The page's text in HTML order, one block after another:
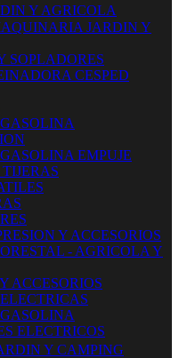
Y AGRICOLA
JARDIN Y
SOPLADORES
CESPED
EMPUJE
Y ACCESORIOS
- AGRICOLA Y
ACCESORIOS
ELECTRICOS
Y CAMPING